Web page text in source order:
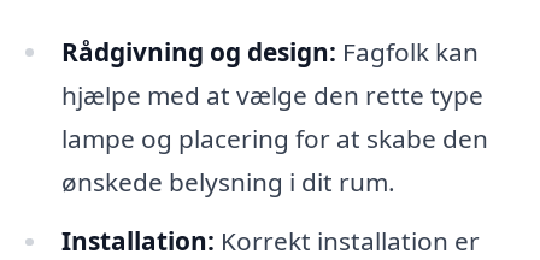
Rådgivning og design: Fagfolk kan
hjælpe med at vælge den rette type
lampe og placering for at skabe den
ønskede belysning i dit rum.
Installation: Korrekt installation er